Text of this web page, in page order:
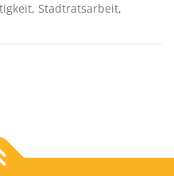
Stadtratsarbeit,